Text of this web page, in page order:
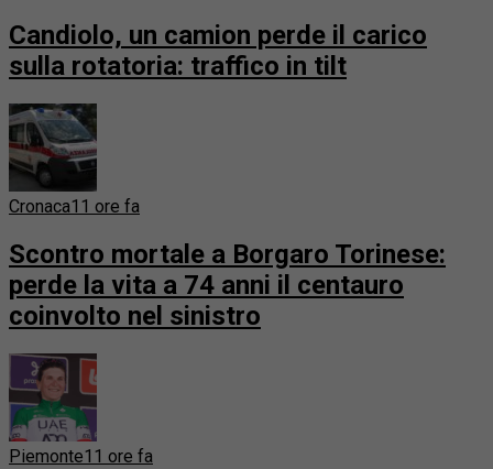
Candiolo, un camion perde il carico
sulla rotatoria: traffico in tilt
Cronaca11 ore fa
Scontro mortale a Borgaro Torinese:
perde la vita a 74 anni il centauro
coinvolto nel sinistro
Piemonte11 ore fa